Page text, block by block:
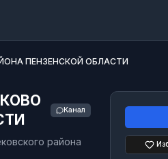
ПЕНЗЕНСКОЙ ОБЛАСТИ
Канал
района